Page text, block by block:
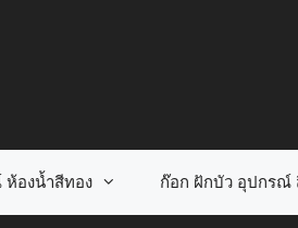
องน้ำสีทอง ก๊อก ฝักบัว อุปกรณ์